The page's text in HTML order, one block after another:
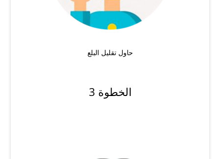
حاول تقليل البلع
الخطوة 3